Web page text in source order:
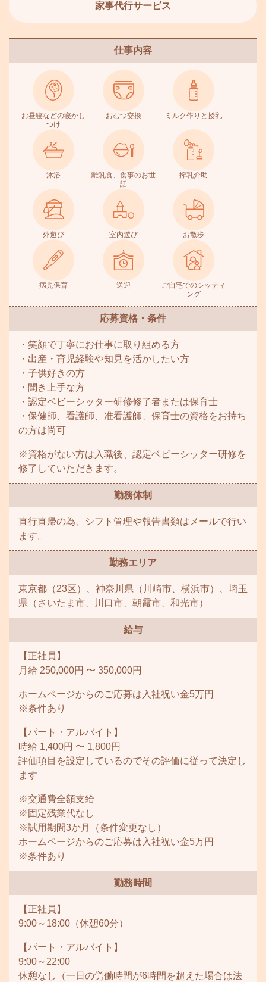
家事代行サービス
仕事内容
お昼寝などの寝かし
つけ
おむつ交換 ミルク作りと授乳
沐浴
離乳食、食事のお世
話
搾乳介助
外遊び 室内遊び お散歩
病児保育 送迎
ご自宅でのシッティ
ング
応募資格・条件
・笑顔で丁寧にお仕事に取り組める方
・出産・育児経験や知見を活かしたい方
・子供好きの方
・聞き上手な方
・認定ベビーシッター研修修了者または保育士
・保健師、看護師、准看護師、保育士の資格をお持ち
の方は尚可
※資格がない方は入職後、認定ベビーシッター研修を
修了していただきます。
勤務体制
直行直帰の為、シフト管理や報告書類はメールで行い
ます。
勤務エリア
東京都（23区）、神奈川県（川崎市、横浜市）、埼玉
県（さいたま市、川口市、朝霞市、和光市）
給与
【正社員】
月給 250,000円 〜 350,000円
ホームページからのご応募は入社祝い金5万円
※条件あり
【パート・アルバイト】
時給 1,400円 〜 1,800円
評価項目を設定しているのでその評価に従って決定し
ます
※交通費全額支給
※固定残業代なし
※試用期間3か月（条件変更なし）
ホームページからのご応募は入社祝い金5万円
※条件あり
勤務時間
【正社員】
9:00～18:00（休憩60分）
【パート・アルバイト】
9:00～22:00
休憩なし（一日の労働時間が6時間を超えた場合は法